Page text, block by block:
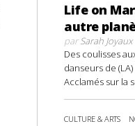
Life on
autre
parSarah Joyaux
Des coulisses
danseurs de
Acclamés sur la
CULTURE & ARTS